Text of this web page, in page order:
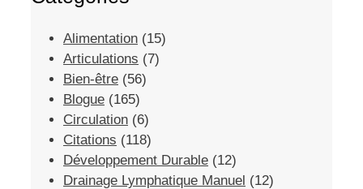
Alimentation (15)
Articulations (7)
Bien-être (56)
Blogue (165)
Circulation (6)
Citations (118)
Développement Durable (12)
Drainage Lymphatique Manuel (12)